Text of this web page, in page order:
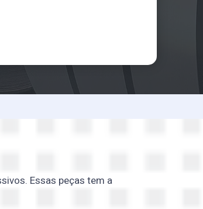
Essas peças tem a